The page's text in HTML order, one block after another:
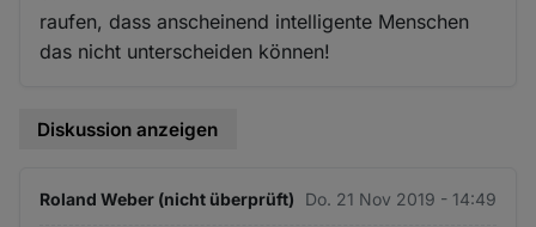
raufen, dass anscheinend intelligente Menschen
das nicht unterscheiden können!
Diskussion anzeigen
Roland Weber (nicht überprüft) Do. 21 Nov 2019 - 14:49